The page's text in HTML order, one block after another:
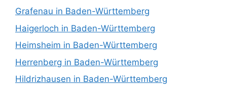
Grafenau in Baden-Württemberg
Haigerloch in Baden-Württemberg
Heimsheim in Baden-Württemberg
Herrenberg in Baden-Württemberg
Hildrizhausen in Baden-Württemberg